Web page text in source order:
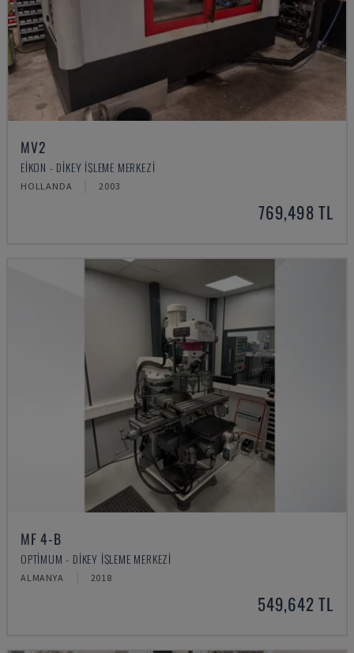
MV2
EIKON - DIKEY İŞLEME MERKEZI
HOLLANDA 2003
769,498 TL
MF 4-B
OPTIMUM - DIKEY İŞLEME MERKEZI
ALMANYA 2018
549,642 TL